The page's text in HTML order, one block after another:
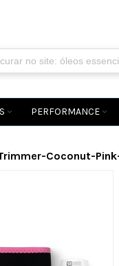
PERFORMANCE
Coconut-